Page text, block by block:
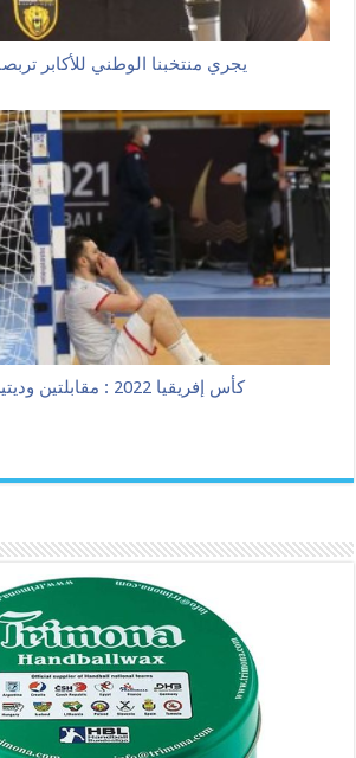
يجري منتخبنا الوطني للأكابر
كأس إفريقيا 2022 :